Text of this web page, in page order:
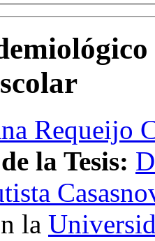
Requeijo
la Tesis:
la